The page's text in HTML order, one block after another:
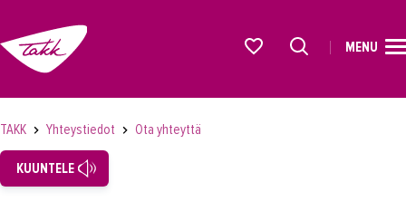
OPISKELIJAKSI
YRITYKSILLE
MENU
TAKK Yhteystiedot Ota yhteyttä
KUUNTELE